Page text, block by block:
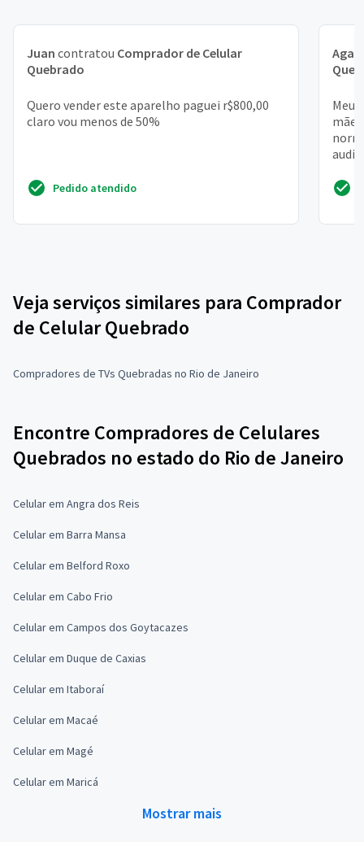
Juan contratou Comprador de Celular
Quebrado
Quero vender este aparelho paguei r$800,00
claro vou menos de 50%
Pedido atendido
Meu
mãe
Veja serviços similares para Comprador
de Celular Quebrado
Compradores de TVs Quebradas no Rio de Janeiro
Encontre Compradores de Celulares
Quebrados no estado do Rio de Janeiro
Celular em Angra dos Reis
Celular em Barra Mansa
Celular em Belford Roxo
Celular em Cabo Frio
Celular em Campos dos Goytacazes
Celular em Duque de Caxias
Celular em Itaboraí
Celular em Macaé
Celular em Magé
Celular em Maricá
Mostrar mais